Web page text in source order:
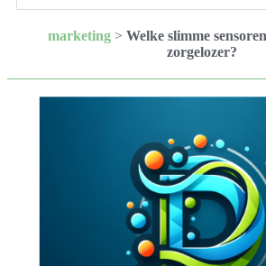
marketing > Welke slimme
zorgelozer?